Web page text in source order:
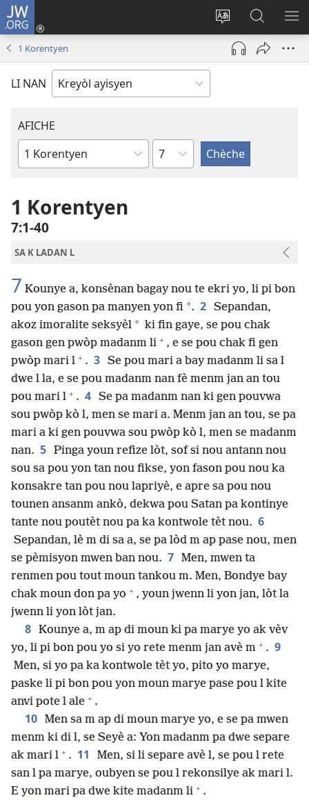
JW.ORG
Chanje
lang
sit
Konekte
(opens
window)
Fè
rechèch
sou
1 Korentyen
LI NAN
AFICHE
Liv
chapit
1 Korentyen
7​:​1-40
SA K LADAN L
7 Kounye a, konsènan bagay nou te ekri yo, li pi bon
pou yon gason pa manyen yon fi *. 2 Sepandan,
akoz imoralite seksyèl * ki fin gaye, se pou chak
gason gen pwòp madanm li + , e se pou chak fi gen
pwòp mari l + . 3 Se pou mari a bay madanm li sa l
dwe l la, e se pou madanm nan fè menm jan an tou
pou mari l + . 4 Se pa madanm nan ki gen pouvwa
sou pwòp kò l, men se mari a. Menm jan an tou, se pa
mari a ki gen pouvwa sou pwòp kò l, men se madanm
nan. 5 Pinga youn refize lòt, sof si nou antann nou
sou sa pou yon tan nou fikse, yon fason pou nou ka
konsakre tan pou nou lapriyè, e apre sa pou nou
tounen ansanm ankò, dekwa pou Satan pa kontinye
tante nou poutèt nou pa ka kontwole tèt nou. 6
Sepandan, lè m di sa a, se pa lòd m ap pase nou, men
se pèmisyon mwen ban nou. 7 Men, mwen ta
renmen pou tout moun tankou m. Men, Bondye bay
chak moun don pa yo + , youn jwenn li yon jan, lòt la
jwenn li yon lòt jan.
8 Kounye a, m ap di moun ki pa marye yo ak vèv
yo, li pi bon pou yo si yo rete menm jan avè m + . 9
Men, si yo pa ka kontwole tèt yo, pito yo marye,
paske li pi bon pou yon moun marye pase pou l kite
anvi pote l ale + .
10 Men sa m ap di moun marye yo, e se pa mwen
menm ki di l, se Seyè a: Yon madanm pa dwe separe
ak mari l + . 11
Men, si li separe avè l, se pou l rete
san l pa marye, oubyen se pou l rekonsilye ak mari l.
E yon mari pa dwe kite madanm li + .